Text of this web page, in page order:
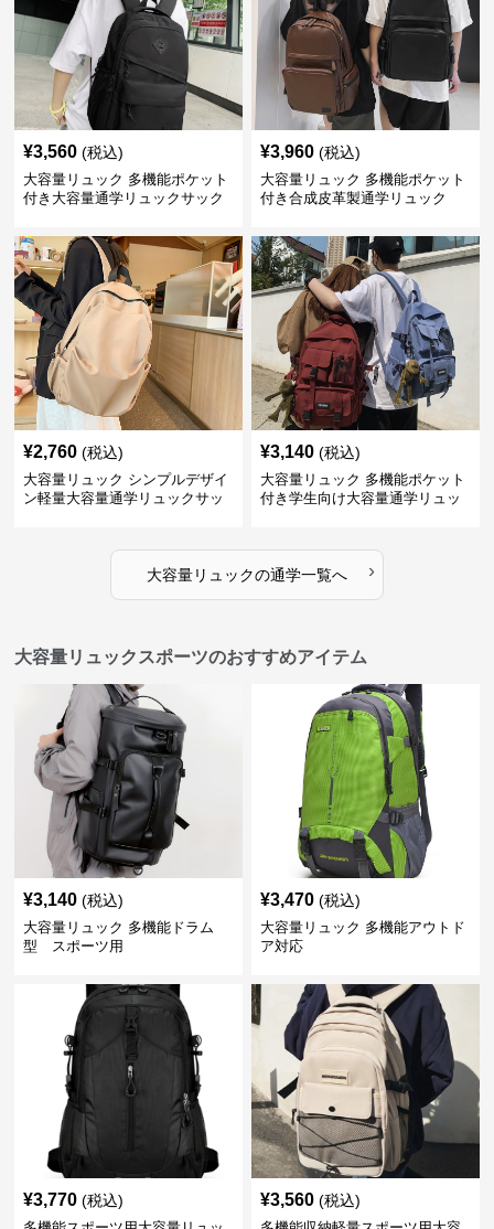
¥3,560 (税込)
大容量リュック 多機能ポケット
付き大容量通学リュックサック
¥3,960 (税込)
大容量リュック 多機能ポケット
付き合成皮革製通学リュック
¥2,760 (税込)
大容量リュック シンプルデザイ
ン軽量大容量通学リュックサッ
¥3,140 (税込)
大容量リュック 多機能ポケット
付き学生向け大容量通学リュッ
大容量リュックの通学一覧へ ›
大容量リュックスポーツのおすすめアイテム
¥3,140 (税込)
大容量リュック 多機能ドラム
型 スポーツ用
¥3,470 (税込)
大容量リュック 多機能アウトド
ア対応
¥3,770 (税込) ¥3,560 (税込)